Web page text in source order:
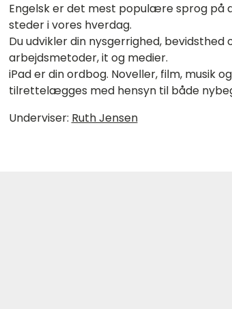
Engelsk er det mest populære sprog på
steder i vores hverdag.
Du udvikler din nysgerrighed,
arbejdsmetoder, it og medier.
iPad er din ordbog. Noveller, film, musik
tilrettelægges med hensyn til både
Underviser: Ruth Jensen